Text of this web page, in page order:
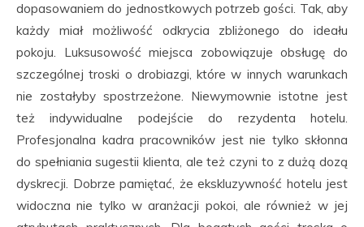
dopasowaniem do jednostkowych potrzeb gości. Tak, aby
każdy miał możliwość odkrycia zbliżonego do ideału
pokoju. Luksusowość miejsca zobowiązuje obsługę do
szczególnej troski o drobiazgi, które w innych warunkach
nie zostałyby spostrzeżone. Niewymownie istotne jest
też indywidualne podejście do rezydenta hotelu.
Profesjonalna kadra pracowników jest nie tylko skłonna
do spełniania sugestii klienta, ale też czyni to z dużą dozą
dyskrecji. Dobrze pamiętać, że ekskluzywność hotelu jest
widoczna nie tylko w aranżacji pokoi, ale również w jej